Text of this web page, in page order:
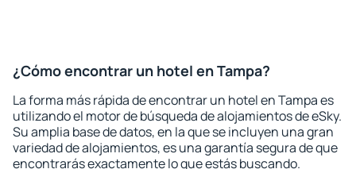
¿Cómo encontrar un hotel en Tampa?
La forma más rápida de encontrar un hotel en Tampa es
utilizando el motor de búsqueda de alojamientos de eSky.
Su amplia base de datos, en la que se incluyen una gran
variedad de alojamientos, es una garantía segura de que
encontrarás exactamente lo que estás buscando.